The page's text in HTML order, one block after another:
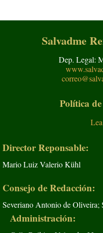
Salvadme
Dep. Legal:
Política
Director Reponsable:
Mario Luiz Valerio Kühl
Consejo de Redacción:
Severiano Antonio de
Administración: